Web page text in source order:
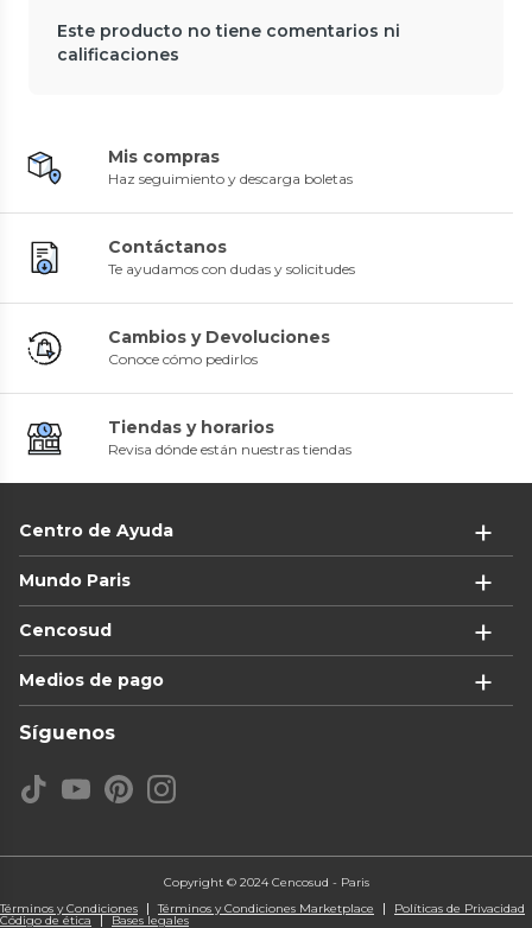
Este producto no tiene comentarios ni
calificaciones
Mis compras
Haz seguimiento y descarga boletas
Contáctanos
Te ayudamos con dudas y solicitudes
Cambios y Devoluciones
Conoce cómo pedirlos
Tiendas y horarios
Revisa dónde están nuestras tiendas
Centro de Ayuda
Mundo Paris
Cencosud
Medios de pago
Síguenos
Copyright © 2024 Cencosud - Paris
Términos y Condiciones
Términos y Condiciones Marketplace Políticas de Privacidad
Código de ética Bases legales